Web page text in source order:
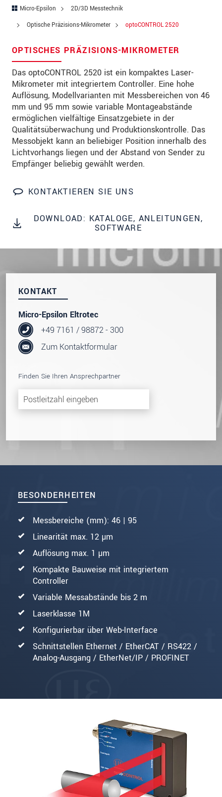
Micro-Epsilon
2D/3D Messtechnik
Optische Präzisions-Mikrometer
optoCONTROL 2520
OPTISCHES PRÄZISIONS-MIKROMETER
Das optoCONTROL 2520 ist ein kompaktes Laser-
Mikrometer mit integriertem Controller. Eine hohe
Auflösung, Modellvarianten mit Messbereichen von 46
mm und 95 mm sowie variable Montageabstände
ermöglichen vielfältige Einsatzgebiete in der
Qualitätsüberwachung und Produktionskontrolle. Das
Messobjekt kann an beliebiger Position innerhalb des
Lichtvorhangs liegen und der Abstand von Sender zu
Empfänger beliebig gewählt werden.
KONTAKTIEREN SIE UNS
DOWNLOAD: KATALOGE, ANLEITUNGEN,
SOFTWARE
BESONDERHEITEN
Messbereiche (mm): 46 | 95
Linearität max. 12 µm
Auflösung max. 1 µm
Kompakte Bauweise mit integriertem
Controller
Variable Messabstände bis 2 m
Laserklasse 1M
Konfigurierbar über Web-Interface
Schnittstellen Ethernet / EtherCAT / RS422 /
Analog-Ausgang / EtherNet/IP / PROFINET
KONTAKT
Micro-Epsilon Eltrotec
+49 7161 / 98872 - 300
Zum Kontaktformular
Finden Sie Ihren Ansprechpartner
PLZ
Ort*
Land*
Telefon
Email*
Nachricht*
Bitte halten Sie mich per Mail über
Wir behandeln Ihre Daten vertraulich. Bitte lesen Sie
Datenschutzerklärung.